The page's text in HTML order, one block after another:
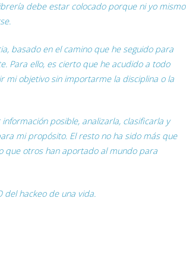
debe estar colocado porque ni yo mismo
basado en el camino que he seguido para
Para ello, es cierto que he acudido a todo
mi objetivo sin importarme la disciplina o la
posible, analizarla, clasificarla y
mi propósito. El resto no ha sido más que
que otros han aportado al mundo para
del hackeo de una vida.